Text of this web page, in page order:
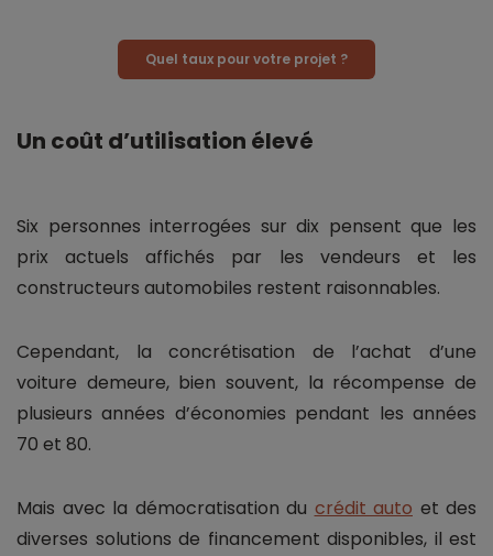
Quel taux pour votre projet ?
Un coût d’utilisation élevé
Six personnes interrogées sur dix pensent que les
prix actuels affichés par les vendeurs et les
constructeurs automobiles restent raisonnables.
Cependant, la concrétisation de l’achat d’une
voiture demeure, bien souvent, la récompense de
plusieurs années d’économies pendant les années
70 et 80.
Mais avec la démocratisation du crédit auto et des
diverses solutions de financement disponibles, il est